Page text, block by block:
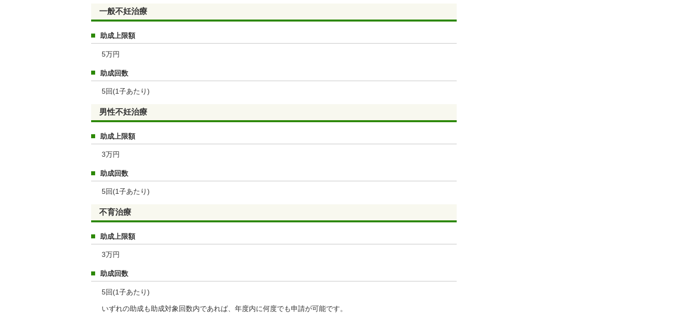
一般不妊治療
助成上限額
5万円
助成回数
5回(1子あたり)
男性不妊治療
助成上限額
3万円
助成回数
5回(1子あたり)
不育治療
助成上限額
3万円
助成回数
5回(1子あたり)
いずれの助成も助成対象回数内であれば、年度内に何度でも申請が可能です。